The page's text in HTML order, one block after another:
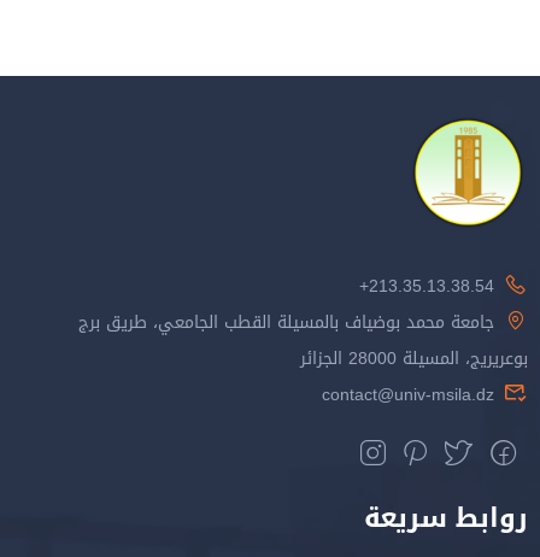
213.35.13.38.54+
جامعة محمد بوضياف بالمسيلة القطب الجامعي، طريق برج
بوعريريج، المسيلة 28000 الجزائر
contact@univ-msila.dz
روابط سريعة